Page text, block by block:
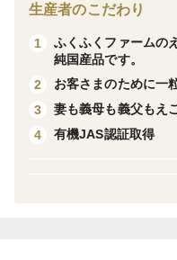
ました。
＜産地の特徴＞冷涼な
れてきました。夏冬の
くで知られている田子
生産者のこだわり
1
ふくふくファームの
純国産品です。
2
お客さまのために一
3
妻も義母も義父もえ
4
有機JAS認証取得